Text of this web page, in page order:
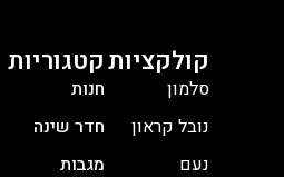
קולקציות
סלמון
נובל קראון
נעם
קטגוריות
חנות
חדר שינה
מגבות